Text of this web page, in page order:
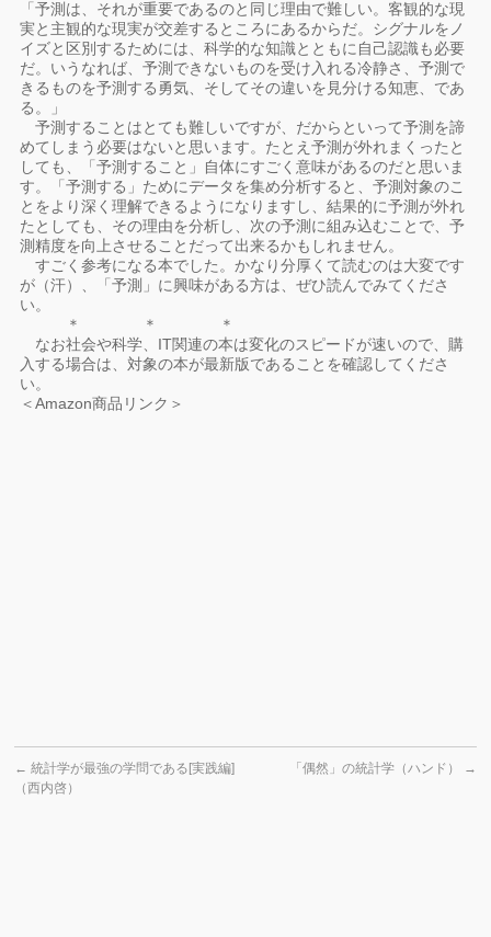
「予測は、それが重要であるのと同じ理由で難しい。客観的な現
実と主観的な現実が交差するところにあるからだ。シグナルをノ
イズと区別するためには、科学的な知識とともに自己認識も必要
だ。いうなれば、予測できないものを受け入れる冷静さ、予測で
きるものを予測する勇気、そしてその違いを見分ける知恵、であ
る。」
予測することはとても難しいですが、だからといって予測を諦
めてしまう必要はないと思います。たとえ予測が外れまくったと
しても、「予測すること」自体にすごく意味があるのだと思いま
す。「予測する」ためにデータを集め分析すると、予測対象のこ
とをより深く理解できるようになりますし、結果的に予測が外れ
たとしても、その理由を分析し、次の予測に組み込むことで、予
測精度を向上させることだって出来るかもしれません。
すごく参考になる本でした。かなり分厚くて読むのは大変です
が（汗）、「予測」に興味がある方は、ぜひ読んでみてくださ
い。
＊ ＊ ＊
なお社会や科学、IT関連の本は変化のスピードが速いので、購
入する場合は、対象の本が最新版であることを確認してくださ
い。
＜Amazon商品リンク＞
← 統計学が最強の学問である[実践編]
（西内啓）
「偶然」の統計学（ハンド） →